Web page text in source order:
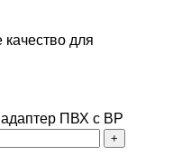
для
адаптер ПВХ с ВР